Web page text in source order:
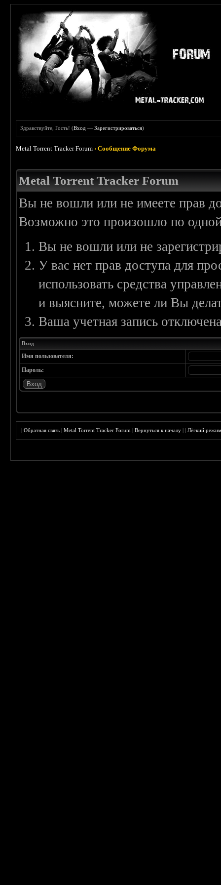
Здравствуйте, Гость! (Вход —Зарегистрироваться)
Metal Torrent Tracker Forum ›Сообщение Форума
Metal Torrent Tracker Forum
Вы не вошли или не имеете прав
Возможно это произошло по
Вы не вошли или не
У вас нет прав доступа для
использовать средства
и выясните, можете ли Вы
Ваша учетная запись
Вход
Имя пользователя:
Пароль:
|Обратная связь |Metal Torrent Tracker Forum |Вернуться к началу ||Лёгкий